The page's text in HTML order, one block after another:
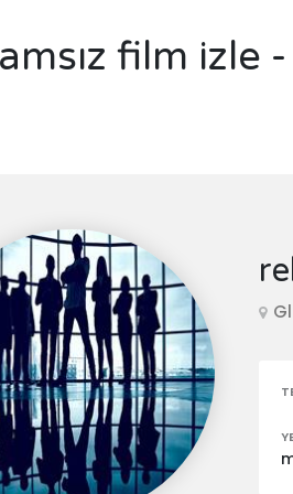
film izle